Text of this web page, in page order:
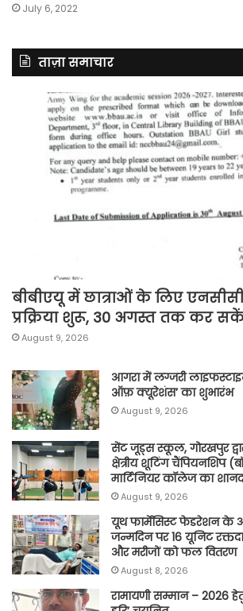
July 6, 2022
ताज़ा समाचार
बीबीएयू में छात्राओं के लिए
प्रक्रिया शुरू, 30 अगस्त तक कर
August 9, 2026
आगरा में लग्जरी
ऑफ़ क्यूरेशंस’ का शुभारंभ
August 9, 2026
सेंट जूड्स स्कूल, गोरखपुर
क्षेत्रीय शूटिंग चैंपियनशिप
मार्टिनियर कॉलेज का
August 9, 2026
यूथ फार्मेसिस्ट फेडरेशन के
जन्मदिन पर 16 यूनिट
और मरीजों को फल वितरण
August 8, 2026
रामायणी सम्मान – 2026